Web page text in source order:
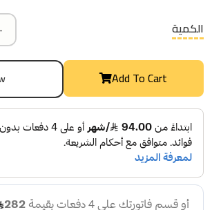
الكمية
Add To Cart